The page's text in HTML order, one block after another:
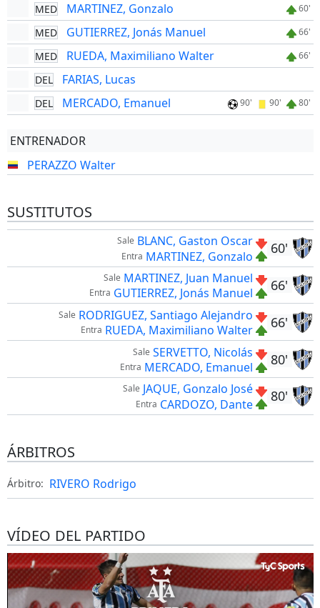
MED MARTINEZ, Gonzalo 60'
MED GUTIERREZ, Jonás Manuel 66'
MED RUEDA, Maximiliano Walter 66'
DEL FARIAS, Lucas
DEL MERCADO, Emanuel 90' 90' 80'
ENTRENADOR
PERAZZO Walter
SUSTITUTOS
60'
Sale BLANC, Gaston Oscar
Entra MARTINEZ, Gonzalo
66'
Sale MARTINEZ, Juan Manuel
Entra GUTIERREZ, Jonás Manuel
66'
Sale RODRIGUEZ, Santiago Alejandro
Entra RUEDA, Maximiliano Walter
80'
Sale SERVETTO, Nicolás
Entra MERCADO, Emanuel
80'
Sale JAQUE, Gonzalo José
Entra CARDOZO, Dante
ÁRBITROS
Árbitro: RIVERO Rodrigo
VÍDEO DEL PARTIDO